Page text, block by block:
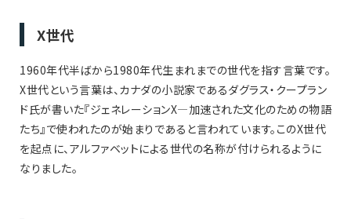
X世代
1960年代半ばから1980年代生まれまでの世代を指す言葉です。
X世代という言葉は、カナダの小説家であるダグラス・クープラン
ド氏が書いた『ジェネレーションX―加速された文化のための物語
たち』で使われたのが始まりであると言われています。このX世代
を起点に、アルファベットによる世代の名称が付けられるように
なりました。